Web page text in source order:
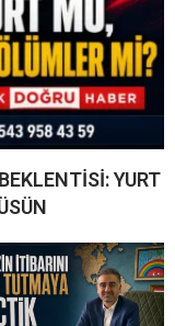
YURT